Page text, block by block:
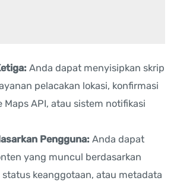
Anda dapat menyisipkan skrip
pelacakan lokasi, konfirmasi
Maps API, atau sistem notifikasi
Pengguna: Anda dapat
yang muncul berdasarkan
keanggotaan, atau metadata